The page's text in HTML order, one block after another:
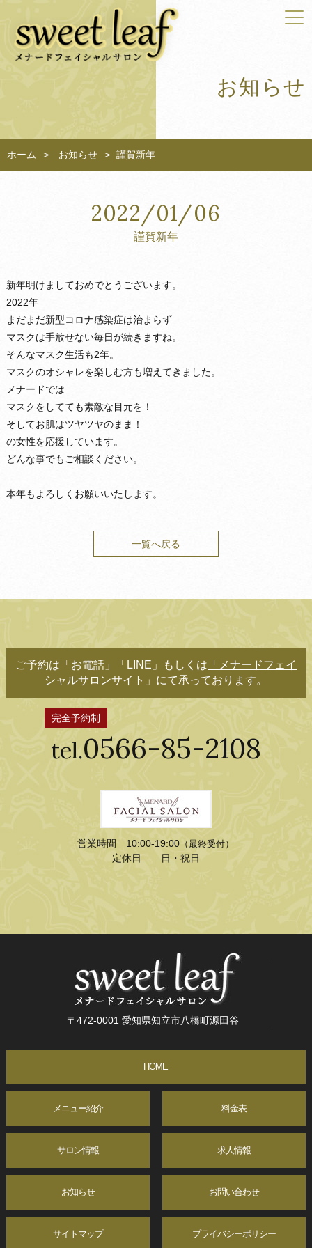
お知らせ
ホーム お知らせ 謹賀新年
2022/01/06
謹賀新年
新年明けましておめでとうございます。
2022年
まだまだ新型コロナ感染症は治まらず
マスクは手放せない毎日が続きますね。
そんなマスク生活も2年。
マスクのオシャレを楽しむ方も増えてきました。
メナードでは
マスクをしてても素敵な目元を！
そしてお肌はツヤツヤのまま！
の女性を応援しています。
どんな事でもご相談ください。
本年もよろしくお願いいたします。
一覧へ戻る
ご予約は「お電話」「LINE」もしくは 「メナードフェイ
シャルサロンサイト」 にて承っております。
完全予約制
tel.0566-85-2108
営業時間 10:00-19:00 （最終受付）
定休日 日・祝日
〒472-0001 愛知県知立市八橋町源田谷
HOME
メニュー紹介 料金表
サロン情報 求人情報
お知らせ お問い合わせ
サイトマップ プライバシーポリシー